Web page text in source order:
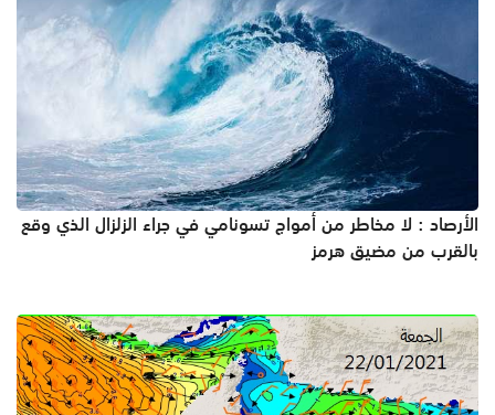
الأرصاد : لا مخاطر من أمواج تسونامي في جراء الزلزال الذي وقع
بالقرب من مضيق هرمز